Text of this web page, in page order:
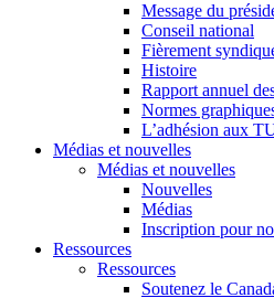
Message du
Conseil national
Fièrement
Histoire
Rapport annuel
Normes
L’adhésion aux
Médias et nouvelles
Médias et nouvelles
Nouvelles
Médias
Inscription pour
Ressources
Ressources
Soutenez le